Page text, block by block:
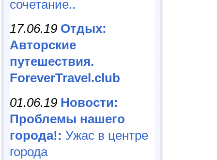
сочетание..
17.06.19 Отдых:
Авторские
путешествия.
ForeverTravel.club
01.06.19 Новости:
Проблемы нашего
города!: Ужас в центре
города